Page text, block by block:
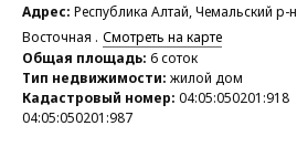
Адрес: Республика Алтай, Чемальский р-
Восточная . Смотреть на карте
Общая площадь: 6 соток
Тип недвижимости: жилой дом
Кадастровый номер: 04:05:050201:918
04:05:050201:987